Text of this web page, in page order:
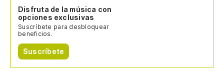
Disfruta de la música con
opciones exclusivas
Suscríbete para desbloquear
beneficios.
Suscríbete